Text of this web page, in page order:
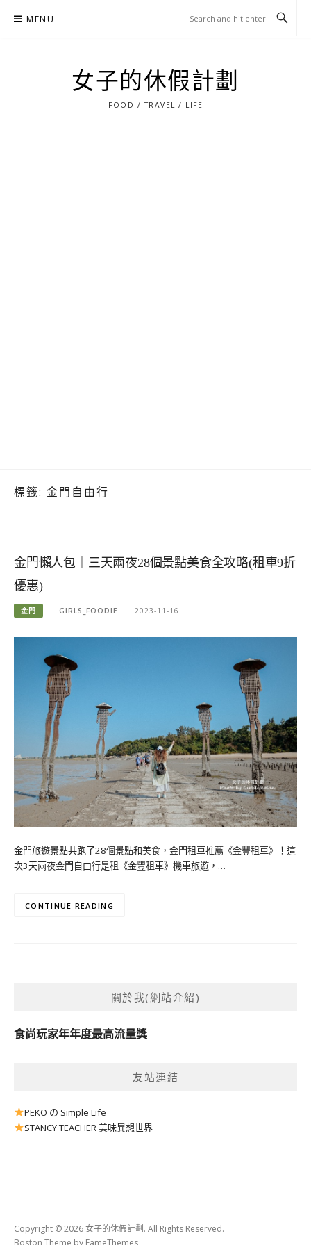
MENU
女子的休假計劃
FOOD / TRAVEL / LIFE
標籤: 金門自由行
金門懶人包｜三天兩夜28個景點美食全攻略(租車9折
優惠)
金門 GIRLS_FOODIE 2023-11-16
金門旅遊景點共跑了28個景點和美食，金門租車推薦《金豐租車》！這
次3天兩夜金門自由行是租《金豐租車》機車旅遊，…
CONTINUE READING
關於我(網站介紹)
食尚玩家年年度最高流量獎
友站連結
PEKO の Simple Life
STANCY TEACHER 美味異想世界
Copyright © 2026 女子的休假計劃. All Rights Reserved.
Boston Theme by FameThemes